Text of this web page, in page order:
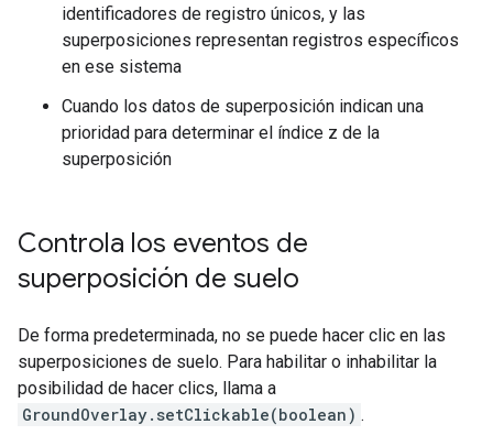
identificadores de registro únicos, y las
superposiciones representan registros específicos
en ese sistema
Cuando los datos de superposición indican una
prioridad para determinar el índice z de la
superposición
Controla los eventos de
superposición de suelo
De forma predeterminada, no se puede hacer clic en las
superposiciones de suelo. Para habilitar o inhabilitar la
posibilidad de hacer clics, llama a
GroundOverlay.setClickable(boolean) .